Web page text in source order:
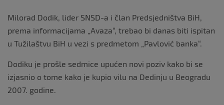
b
o
o
k
Milorad Dodik, lider SNSD-a i član Predsjedništva BiH,
prema informacijama „Avaza“, trebao bi danas biti ispitan
u Tužilaštvu BiH u vezi s predmetom „Pavlović banka“.
Dodiku je prošle sedmice upućen novi poziv kako bi se
izjasnio o tome kako je kupio vilu na Dedinju u Beogradu
2007. godine.